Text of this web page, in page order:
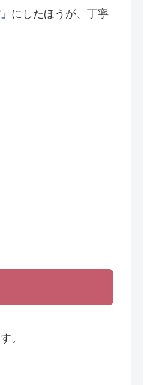
にしたほうが、丁寧
。